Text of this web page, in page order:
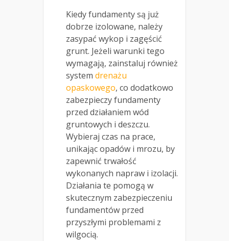
Kiedy fundamenty są już
dobrze izolowane, należy
zasypać wykop i zagęścić
grunt. Jeżeli warunki tego
wymagają, zainstaluj również
system drenażu
opaskowego, co dodatkowo
zabezpieczy fundamenty
przed działaniem wód
gruntowych i deszczu.
Wybieraj czas na prace,
unikając opadów i mrozu, by
zapewnić trwałość
wykonanych napraw i izolacji.
Działania te pomogą w
skutecznym zabezpieczeniu
fundamentów przed
przyszłymi problemami z
wilgocią.